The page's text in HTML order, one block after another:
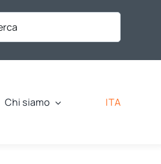
Chi siamo ITA